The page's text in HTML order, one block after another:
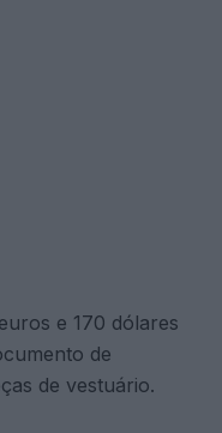
e 170 dólares
de
de vestuário.